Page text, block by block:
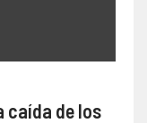
caída de los